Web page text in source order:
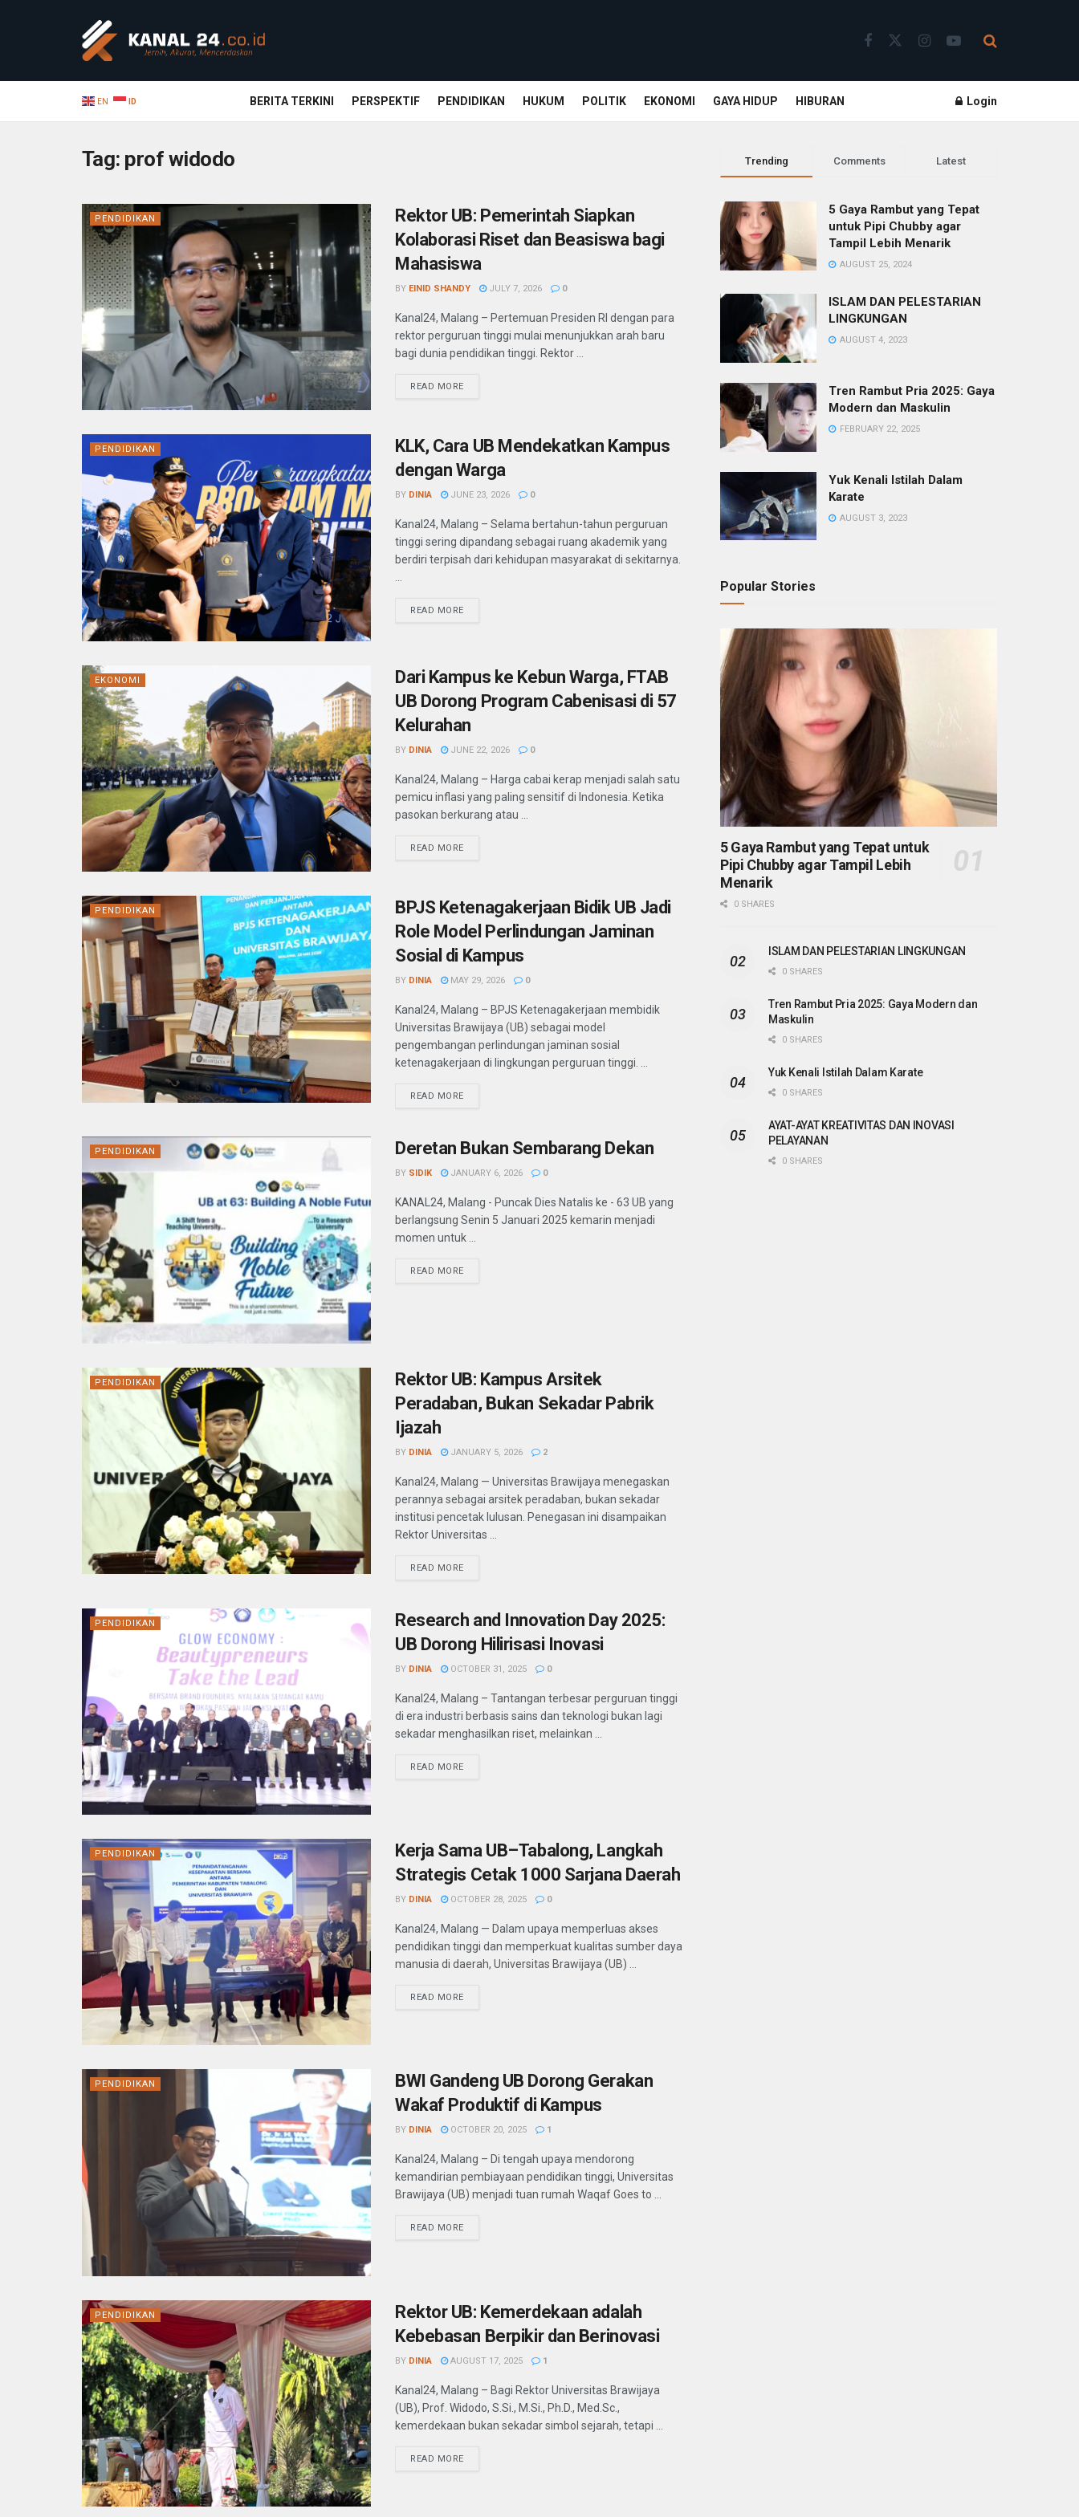
EN ID BERITA TERKINI PERSPEKTIF PENDIDIKAN HUKUM POLITIK EKONOMI GAYA HIDUP HIBURAN Login
Tag: prof widodo
PENDIDIKAN
Rektor UB: Pemerintah Siapkan
Kolaborasi Riset dan Beasiswa bagi
Mahasiswa
BY EINID SHANDY JULY 7, 2026 0
Kanal24, Malang – Pertemuan Presiden RI dengan para
rektor perguruan tinggi mulai menunjukkan arah baru
bagi dunia pendidikan tinggi. Rektor ...
READ MORE
PENDIDIKAN
KLK, Cara UB Mendekatkan Kampus
dengan Warga
BY DINIA JUNE 23, 2026 0
Kanal24, Malang – Selama bertahun-tahun perguruan
tinggi sering dipandang sebagai ruang akademik yang
berdiri terpisah dari kehidupan masyarakat di sekitarnya.
...
READ MORE
EKONOMI
Dari Kampus ke Kebun Warga, FTAB
UB Dorong Program Cabenisasi di 57
Kelurahan
BY DINIA JUNE 22, 2026 0
Kanal24, Malang – Harga cabai kerap menjadi salah satu
pemicu inflasi yang paling sensitif di Indonesia. Ketika
pasokan berkurang atau ...
READ MORE
PENDIDIKAN
BPJS Ketenagakerjaan Bidik UB Jadi
Role Model Perlindungan Jaminan
Sosial di Kampus
BY DINIA MAY 29, 2026 0
Kanal24, Malang – BPJS Ketenagakerjaan membidik
Universitas Brawijaya (UB) sebagai model
pengembangan perlindungan jaminan sosial
ketenagakerjaan di lingkungan perguruan tinggi. ...
READ MORE
PENDIDIKAN Deretan Bukan Sembarang Dekan
BY SIDIK JANUARY 6, 2026 0
KANAL24, Malang - Puncak Dies Natalis ke - 63 UB yang
berlangsung Senin 5 Januari 2025 kemarin menjadi
momen untuk ...
READ MORE
PENDIDIKAN
Rektor UB: Kampus Arsitek
Peradaban, Bukan Sekadar Pabrik
Ijazah
BY DINIA JANUARY 5, 2026 2
Kanal24, Malang — Universitas Brawijaya menegaskan
perannya sebagai arsitek peradaban, bukan sekadar
institusi pencetak lulusan. Penegasan ini disampaikan
Rektor Universitas ...
READ MORE
PENDIDIKAN
Research and Innovation Day 2025:
UB Dorong Hilirisasi Inovasi
BY DINIA OCTOBER 31, 2025 0
Kanal24, Malang – Tantangan terbesar perguruan tinggi
di era industri berbasis sains dan teknologi bukan lagi
sekadar menghasilkan riset, melainkan ...
READ MORE
PENDIDIKAN
Kerja Sama UB–Tabalong, Langkah
Strategis Cetak 1000 Sarjana Daerah
BY DINIA OCTOBER 28, 2025 0
Kanal24, Malang — Dalam upaya memperluas akses
pendidikan tinggi dan memperkuat kualitas sumber daya
manusia di daerah, Universitas Brawijaya (UB) ...
READ MORE
PENDIDIKAN
BWI Gandeng UB Dorong Gerakan
Wakaf Produktif di Kampus
BY DINIA OCTOBER 20, 2025 1
Kanal24, Malang – Di tengah upaya mendorong
kemandirian pembiayaan pendidikan tinggi, Universitas
Brawijaya (UB) menjadi tuan rumah Waqaf Goes to ...
READ MORE
PENDIDIKAN
Rektor UB: Kemerdekaan adalah
Kebebasan Berpikir dan Berinovasi
BY DINIA AUGUST 17, 2025 1
Kanal24, Malang – Bagi Rektor Universitas Brawijaya
(UB), Prof. Widodo, S.Si., M.Si., Ph.D., Med.Sc.,
kemerdekaan bukan sekadar simbol sejarah, tetapi ...
READ MORE
Trending Comments Latest
5 Gaya Rambut yang Tepat
untuk Pipi Chubby agar
Tampil Lebih Menarik
AUGUST 25, 2024
ISLAM DAN PELESTARIAN
LINGKUNGAN
AUGUST 4, 2023
Tren Rambut Pria 2025: Gaya
Modern dan Maskulin
FEBRUARY 22, 2025
Yuk Kenali Istilah Dalam
Karate
AUGUST 3, 2023
Popular Stories
5 Gaya Rambut yang Tepat untuk
Pipi Chubby agar Tampil Lebih
Menarik
0 SHARES
ISLAM DAN PELESTARIAN LINGKUNGAN
0 SHARES
Tren Rambut Pria 2025: Gaya Modern dan
Maskulin
0 SHARES
Yuk Kenali Istilah Dalam Karate
0 SHARES
AYAT-AYAT KREATIVITAS DAN INOVASI
PELAYANAN
0 SHARES